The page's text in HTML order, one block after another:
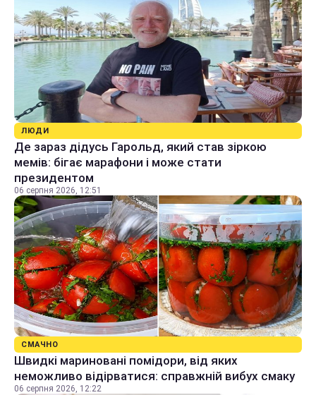
ЛЮДИ
Де зараз дідусь Гарольд, який став зіркою
мемів: бігає марафони і може стати
президентом
06 серпня 2026, 12:51
СМАЧНО
Швидкі мариновані помідори, від яких
неможливо відірватися: справжній вибух смаку
06 серпня 2026, 12:22